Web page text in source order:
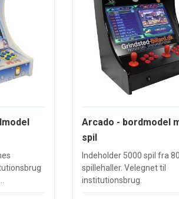
Arcado - bordmodel
spil
Indeholder 5000 spil fra
spillehaller. Velegnet til
institutionsbrug.